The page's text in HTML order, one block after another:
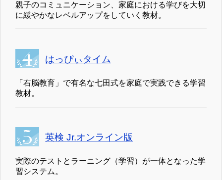
親子のコミュニケーション、家庭における学びを大切
に緩やかなレベルアップをしていく教材。
はっぴぃタイム
「右脳教育」で有名な七田式を家庭で実践できる学習
教材。
英検 Jr.オンライン版
実際のテストとラーニング（学習）が一体となった学
習システム。